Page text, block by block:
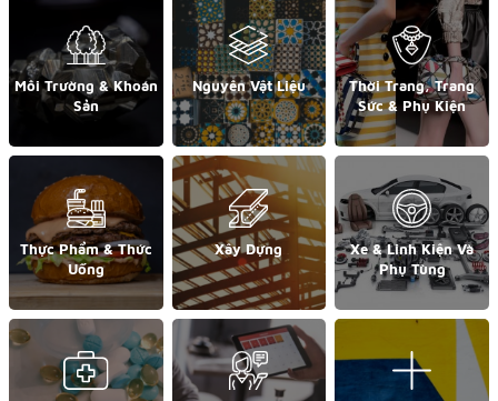
Môi Trường & Khoán
Sản
Nguyên Vật Liệu
Thời Trang, Trang
Sức & Phụ Kiện
Thực Phẩm & Thức
Uống
Xây Dựng
Xe & Linh Kiện Và
Phụ Tùng